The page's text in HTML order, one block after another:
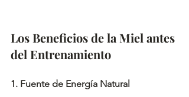
Los Beneficios de la Miel antes
del Entrenamiento
1. Fuente de Energía Natural